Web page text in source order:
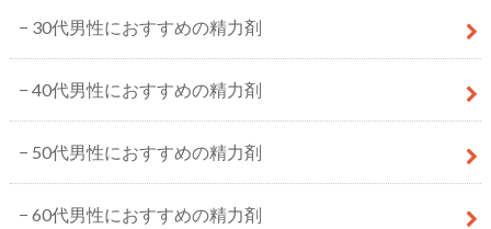
30代男性におすすめの精力剤
40代男性におすすめの精力剤
50代男性におすすめの精力剤
60代男性におすすめの精力剤